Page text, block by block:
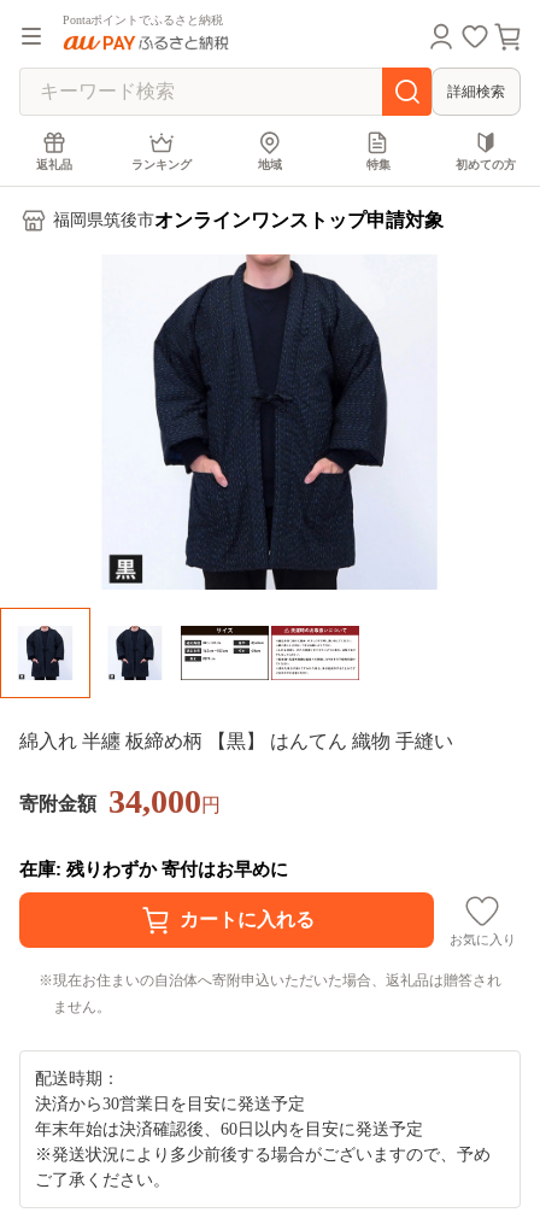
Pontaポイントでふるさと納税
詳細検索
返礼品 ランキング 地域 特集 初めての方
福岡県筑後市オンラインワンストップ申請対象
綿入れ 半纏 板締め柄 【黒】 はんてん 織物 手縫い
寄附金額 34,000円
在庫: 残りわずか 寄付はお早めに
お気に入り
現在お住まいの自治体へ寄附申込いただいた場合、返礼品は贈答され
ません。
配送時期：
決済から30営業日を目安に発送予定
年末年始は決済確認後、60日以内を目安に発送予定
※発送状況により多少前後する場合がございますので、予め
ご了承ください。